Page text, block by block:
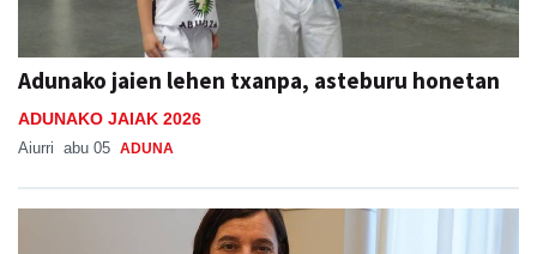
Adunako jaien lehen txanpa, asteburu honetan
ADUNAKO JAIAK 2026
Aiurri abu 05 ADUNA